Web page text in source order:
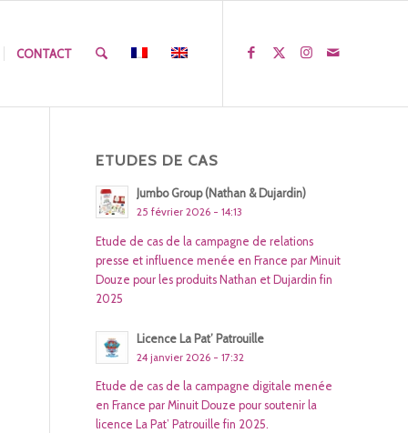
CONTACT
ETUDES DE CAS
Jumbo Group (Nathan & Dujardin)
25 février 2026 - 14:13
Etude de cas de la campagne de relations
presse et influence menée en France par Minuit
Douze pour les produits Nathan et Dujardin fin
2025
Licence La Pat’ Patrouille
24 janvier 2026 - 17:32
Etude de cas de la campagne digitale menée
en France par Minuit Douze pour soutenir la
licence La Pat’ Patrouille fin 2025.